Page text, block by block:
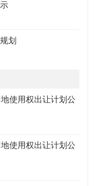
划
使用权出让计划公
使用权出让计划公